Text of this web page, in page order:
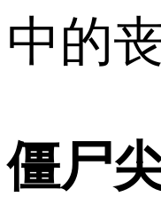
中的
僵尸